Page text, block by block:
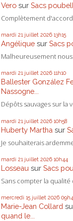
Vero sur Sacs
Complètement
mardi 21 juillet 2026 13h15
Angélique sur Sacs
Malheureusement nous
mardi 21 juillet 2026 11h10
Ballester González
Nassogne...
Dépôts sauvages sur
mardi 21 juillet 2026 10h58
Huberty Martha sur
Je souhaiterais
mardi 21 juillet 2026 10h44
Losseau sur Sacs
Sans compter la qualité
mercredi 15 juillet 2026
Marie-Jean Collard
quand le...